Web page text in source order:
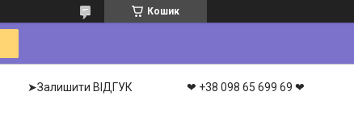
Кошик
➤Залишити ВІДГУК ❤ +38 098 65 699 69 ❤